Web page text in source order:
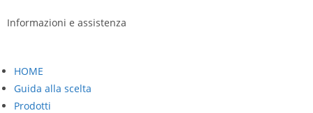
Informazioni e assistenza
HOME
Guida alla scelta
Prodotti